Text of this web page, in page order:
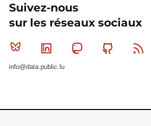
Suivez-nous
sur les réseaux sociaux
Bluesky Linkedin MastodonGithub
info@data.public.lu